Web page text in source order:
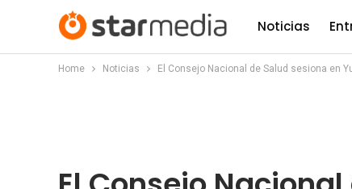
Noticias
Home Noticias El Consejo Nacional de Salud sesiona en